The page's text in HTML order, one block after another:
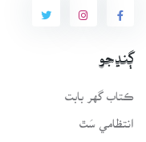
ڳنڍجو
ڪتاب گهر بابت
انتظامي سَٿ